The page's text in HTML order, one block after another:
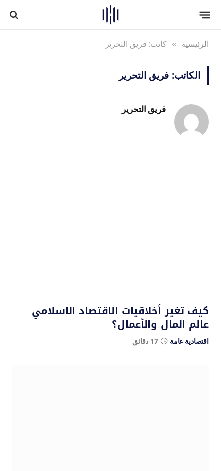
الرئيسية » كاتب: فريق التحرير
الكاتب: فريق التحرير
فريق التحرير
كيف تغير أخلاقيات الاقتصاد الاسلامي
عالم المال والأعمال؟
اقتصادية عامة 17 دقائق